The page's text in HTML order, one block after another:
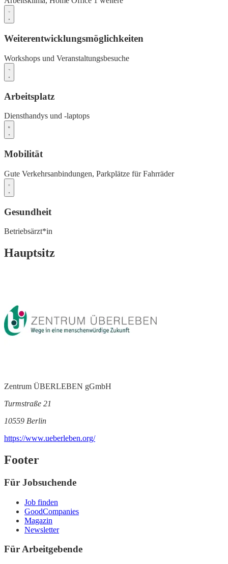
Weiterentwicklungsmöglichkeiten
Workshops und Veranstaltungsbesuche
Arbeitsplatz
Diensthandys und -laptops
Mobilität
Gute Verkehrsanbindungen, Parkplätze für Fahrräder
Gesundheit
Betriebsärzt*in
Hauptsitz
Zentrum ÜBERLEBEN gGmbH
Turmstraße 21
10559 Berlin
https://www.ueberleben.org/
Footer
Für Jobsuchende
Job finden
GoodCompanies
Magazin
Newsletter
Für Arbeitgebende